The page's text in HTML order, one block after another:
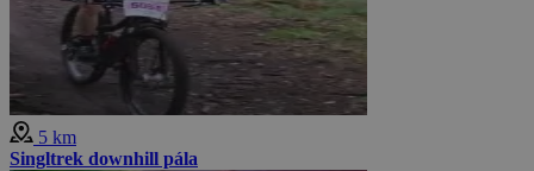
5 km
Singltrek downhill pála